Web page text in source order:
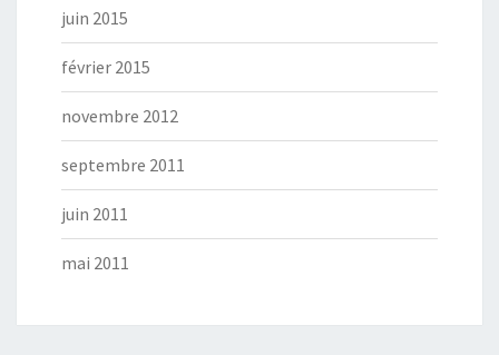
juin 2015
février 2015
novembre 2012
septembre 2011
juin 2011
mai 2011